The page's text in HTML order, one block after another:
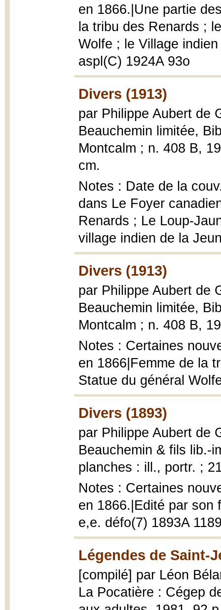
en 1866.|Une partie
la tribu des Renards ;
Wolfe ; le Village
aspl(C) 1924A 93o
Divers (1913)
par Philippe Aubert de
Beauchemin limitée,
Montcalm ; n. 408 B,
cm.
Notes : Date de la
dans Le Foyer
Renards ; Le Loup-
village indien de la
Divers (1913)
par Philippe Aubert de
Beauchemin limitée,
Montcalm ; n. 408 B,
Notes : Certaines
en 1866|Femme de la
Statue du général
Divers (1893)
par Philippe Aubert de
Beauchemin & fils lib.-
planches : ill., portr. ;
Notes : Certaines
en 1866.|Edité par son
e,e. défo(7) 1893A
Légendes de Saint-
[compilé] par Léon
La Pocatière : Cégep